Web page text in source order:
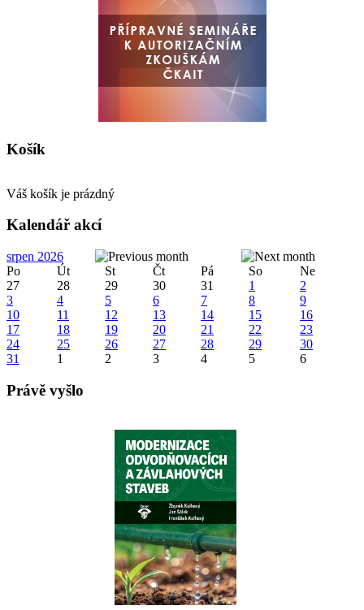
Košík
Váš košík je prázdný
Kalendář akcí
srpen 2026
Po
Út St Čt Pá So
Ne
27
28 29 30 31 1
2
3
4 5 6 7 8
9
10
11 12 13 14 15
16
17
18 19 20 21 22
23
24
25 26 27 28 29
30
31
1 2 3 4 5 6
Právě vyšlo